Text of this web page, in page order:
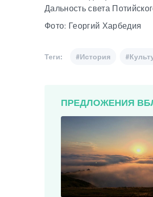
Дальность света
Фото: Георгий Харбедия
Теги: #История
ПРЕДЛОЖЕНИЯ